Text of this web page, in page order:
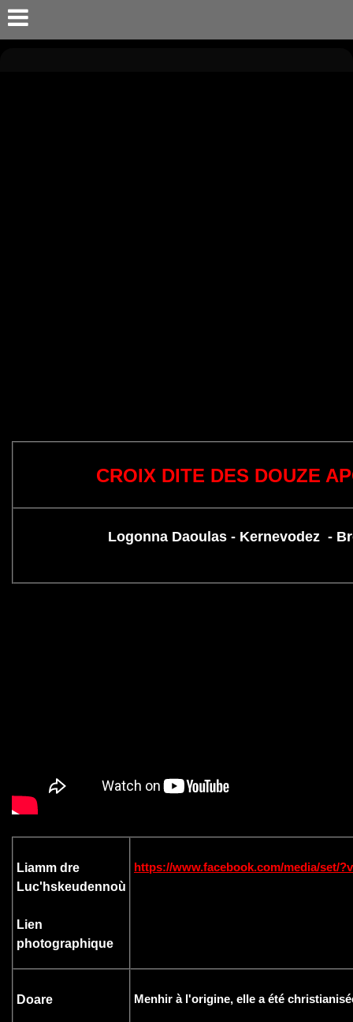
CROIX DITE DES DOUZE
Logonna Daoulas - Kernevodez -
Liamm dre
Luc'hskeudennoù
Lien
photographique
https://www.facebook.com/media/set/
Doare Menhir à l'origine, elle a été